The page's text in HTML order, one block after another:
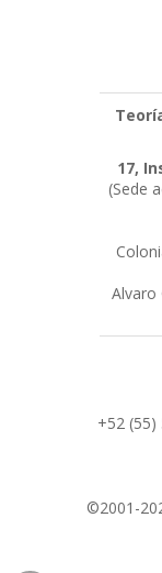
17,
(Sede
Alvaro
+52
©2001-